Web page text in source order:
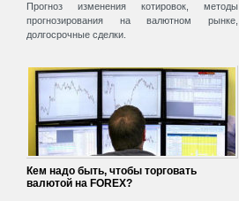
Прогноз изменения котировок, методы
прогнозирования на валютном рынке,
долгосрочные сделки.
Кем надо быть, чтобы торговать
валютой на FOREX?